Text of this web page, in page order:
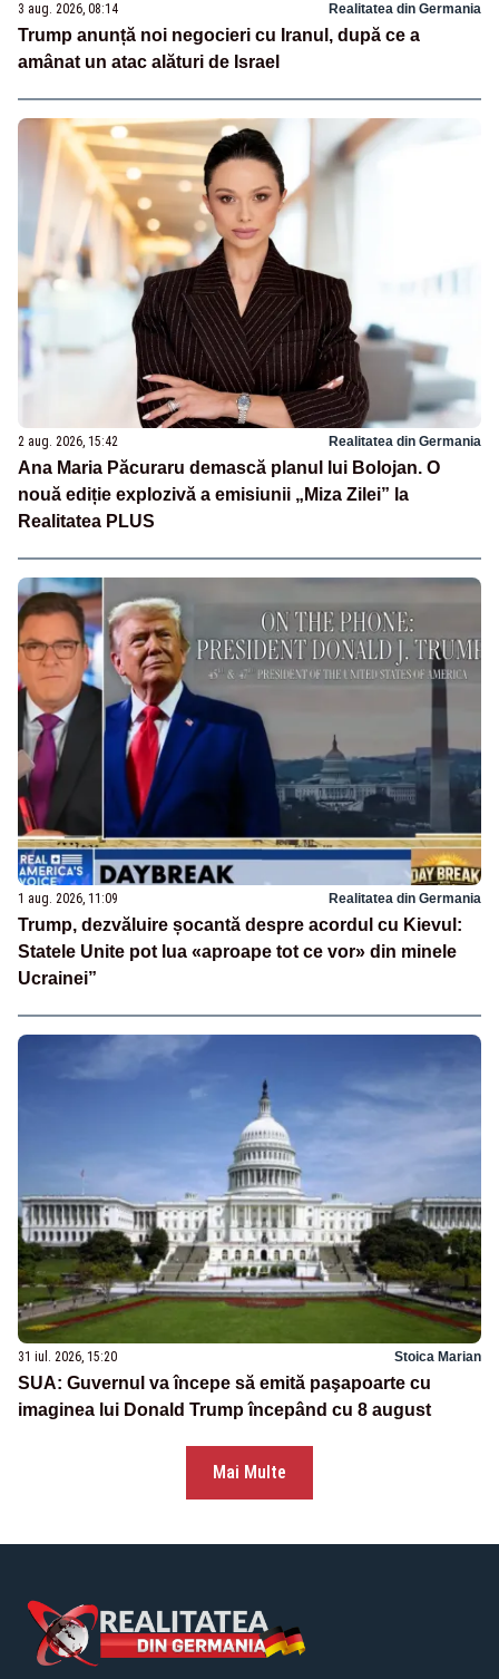
3 aug. 2026, 08:14 Realitatea din Germania
Trump anunță noi negocieri cu Iranul, după ce a
amânat un atac alături de Israel
2 aug. 2026, 15:42 Realitatea din Germania
Ana Maria Păcuraru demască planul lui Bolojan. O
nouă ediție explozivă a emisiunii „Miza Zilei” la
Realitatea PLUS
1 aug. 2026, 11:09 Realitatea din Germania
Trump, dezvăluire șocantă despre acordul cu Kievul:
Statele Unite pot lua «aproape tot ce vor» din minele
Ucrainei”
31 iul. 2026, 15:20 Stoica Marian
SUA: Guvernul va începe să emită paşapoarte cu
imaginea lui Donald Trump începând cu 8 august
Mai Multe